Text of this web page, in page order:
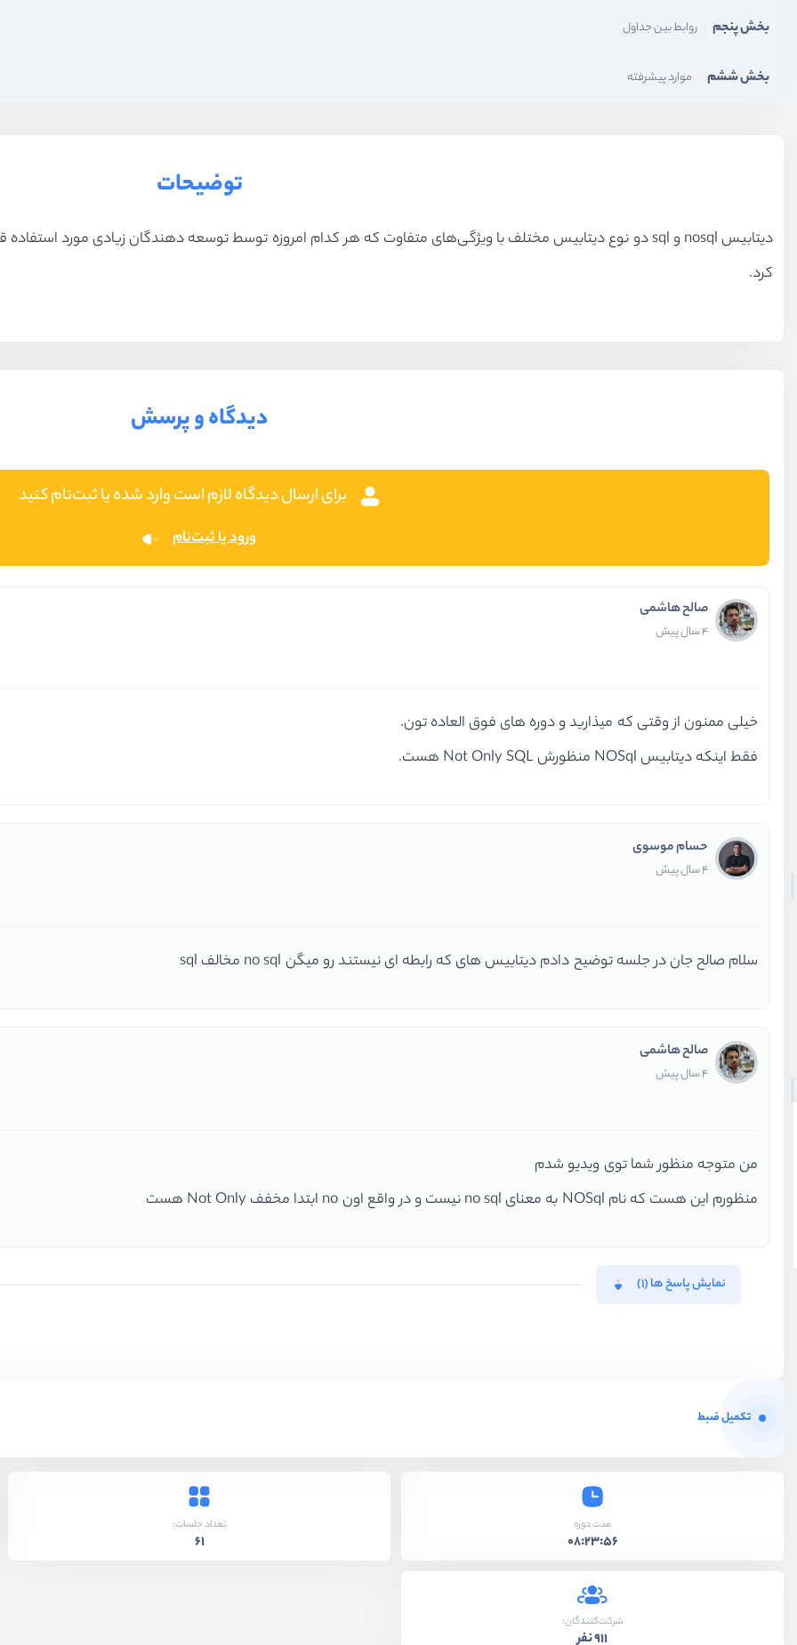
بخش پنجم روابط بین جداول
بخش ششم موارد پیشرفته
توضیحات
دیتابیس sqlو nosql
دو نوع دیتابیس مختلف با ویژگی‌های متفاوت که هر کدام امروزه توسط توسعه دهندگان زیادی مورد استفاده
کرد.
دیدگاه و پرسش
برای ارسال دیدگاه لازم است وارد شده یا ثبت‌نام کنید
ورود یا ثبت‌نام
صالح هاشمی
4 سال پیش
خیلی ممنون از وقتی که میذارید و دوره های فوق العاده تون.
فقط اینکه دیتابیس NOSql منظورش Not Only SQL هست.
حسام موسوی
4 سال پیش
سلام صالح جان در جلسه توضیح دادم دیتابیس های که رابطه ای نیستند رو میگن no sql مخالف sql
صالح هاشمی
4 سال پیش
من متوجه منظور شما توی ویدیو شدم
منظورم این هست که نام NOSql به معنای no sql نیست و در واقع اون no ابتدا مخفف Not Only هست
نمایش پاسخ ها (1)
تکمیل ضبط
مدت دوره
08:23:56
تعداد جلسات:
61
شرکت‌کنندگان:
911 نفر